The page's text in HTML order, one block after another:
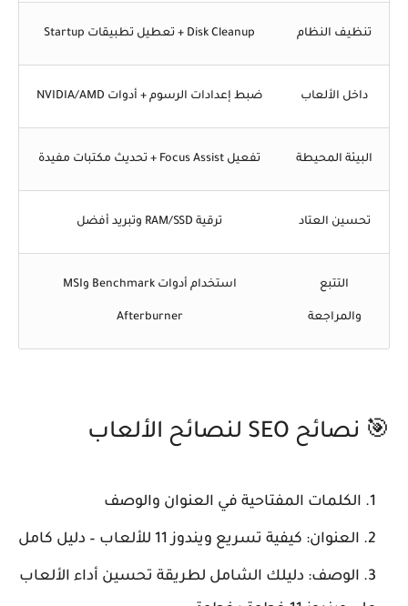
تنظيف النظام Disk Cleanup + تعطيل تطبيقات Startup
داخل الألعاب ضبط إعدادات الرسوم + أدوات NVIDIA/AMD
البيئة المحيطة تفعيل Focus Assist + تحديث مكتبات مفيدة
تحسين العتاد ترقية RAM/SSD وتبريد أفضل
التتبع
والمراجعة
استخدام أدوات Benchmark وMSI
Afterburner
🎯 نصائح SEO لنصائح الألعاب
الكلمات المفتاحية في العنوان والوصف
العنوان: كيفية تسريع ويندوز 11 للألعاب – دليل كامل
الوصف: دليلك الشامل لطريقة تحسين أداء الألعاب